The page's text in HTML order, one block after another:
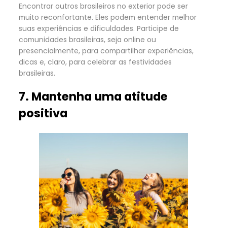
Encontrar outros brasileiros no exterior pode ser
muito reconfortante. Eles podem entender melhor
suas experiências e dificuldades. Participe de
comunidades brasileiras, seja online ou
presencialmente, para compartilhar experiências,
dicas e, claro, para celebrar as festividades
brasileiras.
7. Mantenha uma atitude
positiva